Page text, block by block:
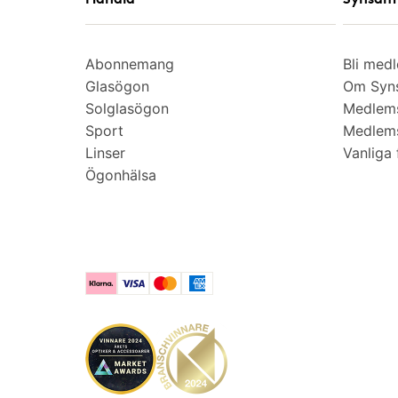
Abonnemang
Glasögon
Solglasögon
Sport
Linser
Ögonhälsa
Bli
Om
Vanliga
KlarnaVisa MastercardAmerican Express